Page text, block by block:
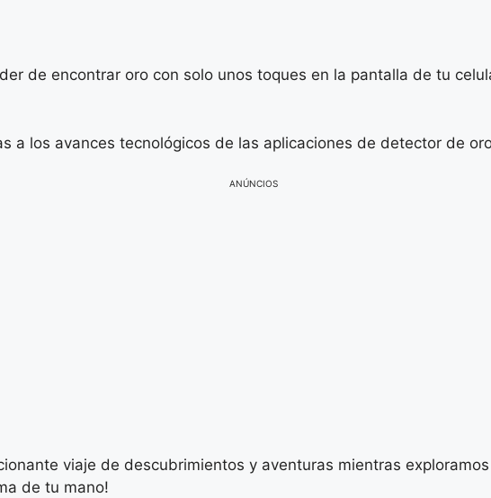
de encontrar oro con solo unos toques en la pantalla de tu
a los avances tecnológicos de las aplicaciones de detector de
ANÚNCIOS
viaje de descubrimientos y aventuras mientras
de tu mano!